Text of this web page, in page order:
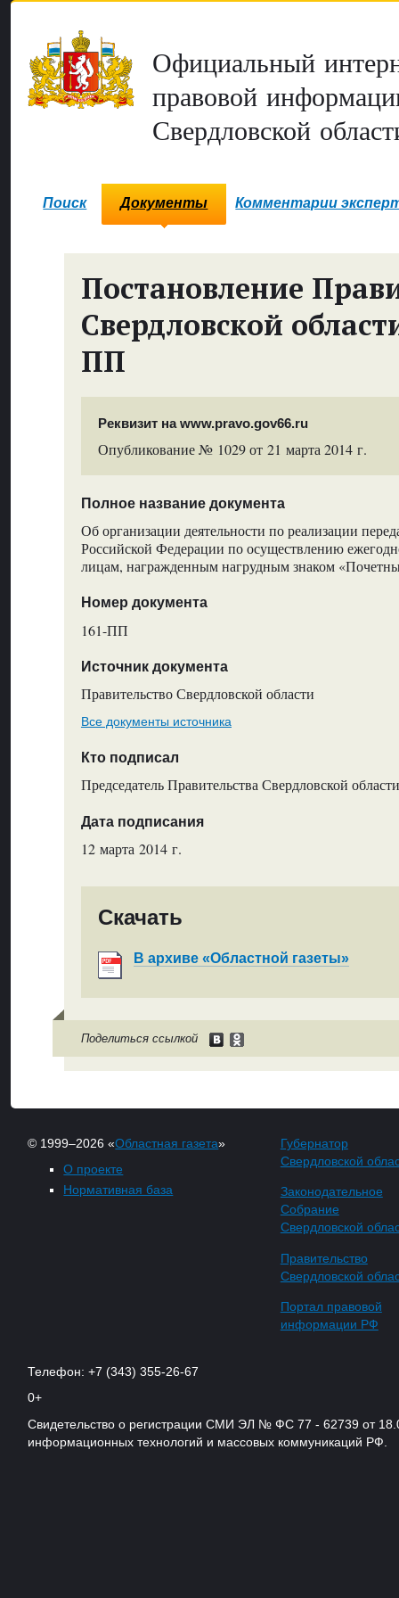
Официальный
правовой
Свердловской
Поиск Документы Комментарии
Постановление
Свердловской
ПП
Реквизит на www.pravo.gov66.ru
Опубликование № 1029 от 21 марта 2014 г.
Полное название документа
Об организации деятельности по реализации
Российской Федерации по осуществлению
лицам, награжденным нагрудным знаком
Номер документа
161-ПП
Источник документа
Правительство Свердловской области
Все документы источника
Кто подписал
Председатель Правительства Свердловской
Дата подписания
12 марта 2014 г.
Скачать
В архиве «Областной газеты»
Поделиться ссылкой
© 1999–2026 «Областная газета»
О проекте
Нормативная база
Губернатор
Свердловской
Законодательное
Собрание
Свердловской
Правительство
Свердловской
Портал правовой
информации РФ
Телефон: +7 (343) 355-26-67
0+
Свидетельство о регистрации СМИ ЭЛ № ФС 77 - 62739 от
информационных технологий и массовых коммуникаций РФ.